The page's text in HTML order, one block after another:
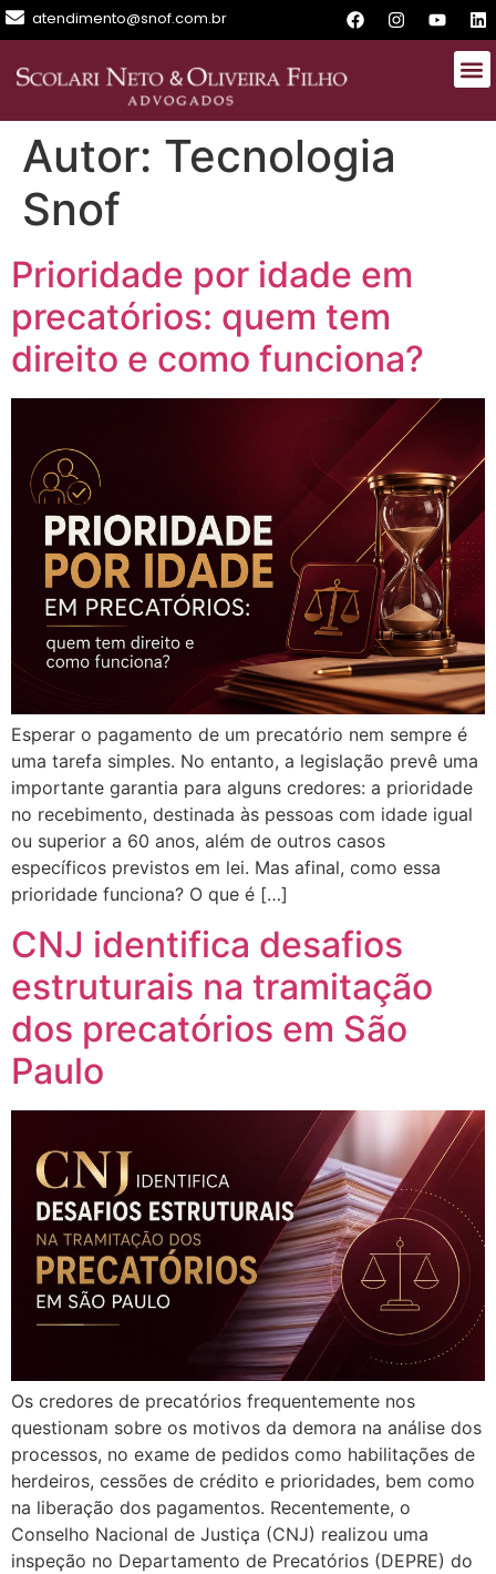
atendimento@snof.com.br
Autor: Tecnologia
Snof
Prioridade por idade em
precatórios: quem tem
direito e como funciona?
Esperar o pagamento de um precatório nem sempre é
uma tarefa simples. No entanto, a legislação prevê uma
importante garantia para alguns credores: a prioridade
no recebimento, destinada às pessoas com idade igual
ou superior a 60 anos, além de outros casos
específicos previstos em lei. Mas afinal, como essa
prioridade funciona? O que é […]
CNJ identifica desafios
estruturais na tramitação
dos precatórios em São
Paulo
Os credores de precatórios frequentemente nos
questionam sobre os motivos da demora na análise dos
processos, no exame de pedidos como habilitações de
herdeiros, cessões de crédito e prioridades, bem como
na liberação dos pagamentos. Recentemente, o
Conselho Nacional de Justiça (CNJ) realizou uma
inspeção no Departamento de Precatórios (DEPRE) do